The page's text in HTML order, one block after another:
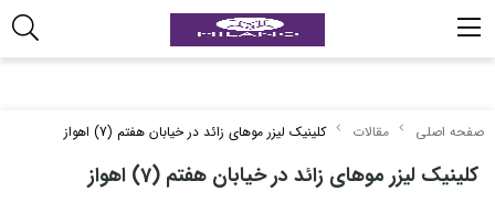
صفحه اصلی مقالات کلینیک لیزر موهای زائد در خیابان هفتم (7) اهواز
کلینیک لیزر موهای زائد در خیابان هفتم (7) اهواز